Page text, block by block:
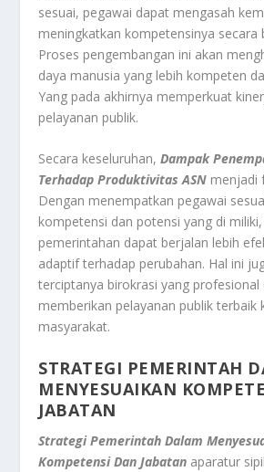
sesuai, pegawai dapat mengasah
meningkatkan kompetensinya secara
Proses pengembangan ini akan
daya manusia yang lebih kompeten
Yang pada akhirnya memperkuat
pelayanan publik.
Secara keseluruhan,Dampak
Terhadap Produktivitas ASN menjadi
Dengan menempatkan pegawai
kompetensi dan potensi yang di
pemerintahan dapat berjalan lebih
adaptif terhadap perubahan. Hal ini
terciptanya birokrasi yang profesional
memberikan pelayanan publik terbaik
masyarakat.
STRATEGI PEMERINTAH
MENYESUAIKAN
JABATAN
Strategi Pemerintah Dalam
Kompetensi Dan Jabatan aparatur